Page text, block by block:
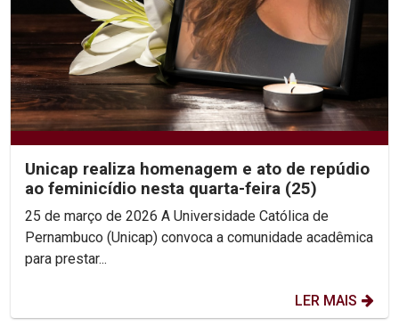
Unicap realiza homenagem e ato de repúdio
ao feminicídio nesta quarta-feira (25)
25 de março de 2026 A Universidade Católica de
Pernambuco (Unicap) convoca a comunidade acadêmica
para prestar...
LER MAIS